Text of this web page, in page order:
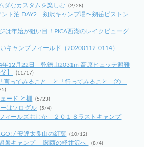
ダなカスタムを楽しむ (2/28)
ント泊 DAY2 剱沢キャンプ場〜剱岳ピストン
は年始が狙い目！PICA西湖のレイクビューグ
キャンプフィールド（20200112-0114）
年12月22日 乾徳山2031m-高原ヒュッテ避難
】
(11/17)
言ってみること」と「行ってみること」②
5)
ード と棚 (5/23)
はソログル (5/4)
ィールズおじか ２０１８ラストキャンプ
/ 安達太良山の紅葉 (10/12)
暑キャンプ -関西の軽井沢へ- (8/4)